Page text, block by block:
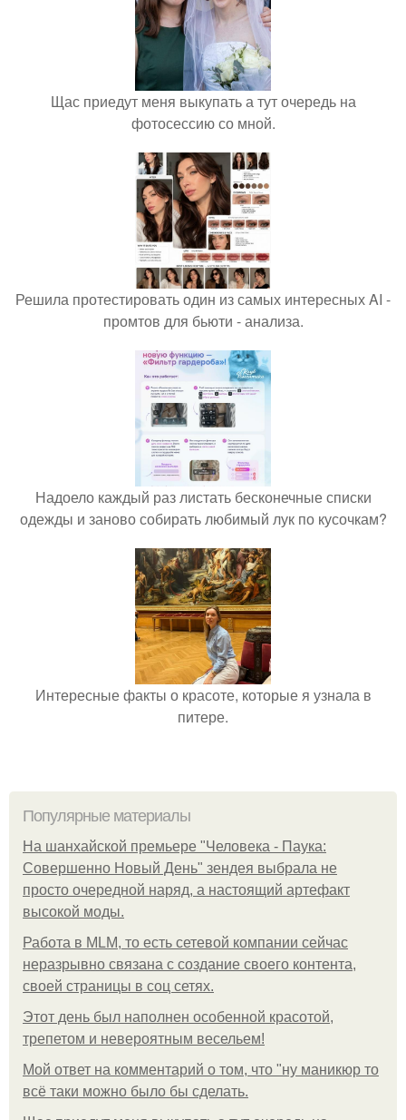
Щас приедут меня выкупать а тут очередь на
фотосессию со мной.
Решила протестировать один из самых интересных AI -
промтов для бьюти - анализа.
Надоело каждый раз листать бесконечные списки
одежды и заново собирать любимый лук по кусочкам?
Интересные факты о красоте, которые я узнала в
питере.
Популярные материалы
На шанхайской премьере "Человека - Паука:
Совершенно Новый День" зендея выбрала не
просто очередной наряд, а настоящий артефакт
высокой моды.
Работа в MLM, то есть сетевой компании сейчас
неразрывно связана с создание своего контента,
своей страницы в соц сетях.
Этот день был наполнен особенной красотой,
трепетом и невероятным весельем!
Мой ответ на комментарий о том, что "ну маникюр то
всё таки можно было бы сделать.